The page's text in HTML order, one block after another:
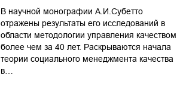
В научной монографии А.И.Субетто
отражены результаты его исследований в
области методологии управления качеством
более чем за 40 лет. Раскрываются начала
теории социального менеджмента качества
в…